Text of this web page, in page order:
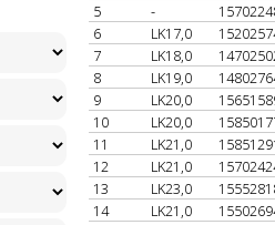
5
-
6
LK17,0
7
LK18,0
8
LK19,0
9
LK20,0
10
LK20,0
11
LK21,0
12
LK21,0
13
LK23,0
14
LK21,0